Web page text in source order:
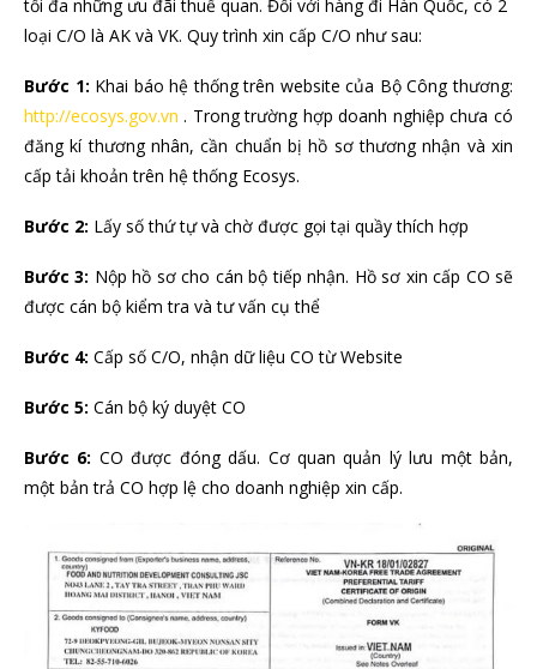
tối đa những ưu đãi thuế quan. Đối với hàng đi Hàn Quốc, có 2
loại C/O là AK và VK. Quy trình xin cấp C/O như sau:
Bước 1: Khai báo hệ thống trên website của Bộ Công thương:
http://ecosys.gov.vn . Trong trường hợp doanh nghiệp chưa có
đăng kí thương nhân, cần chuẩn bị hồ sơ thương nhận và xin
cấp tải khoản trên hệ thống Ecosys.
Bước 2: Lấy số thứ tự và chờ được gọi tại quầy thích hợp
Bước 3: Nộp hồ sơ cho cán bộ tiếp nhận. Hồ sơ xin cấp CO sẽ
được cán bộ kiểm tra và tư vấn cụ thể
Bước 4: Cấp số C/O, nhận dữ liệu CO từ Website
Bước 5: Cán bộ ký duyệt CO
Bước 6: CO được đóng dấu. Cơ quan quản lý lưu một bản,
một bản trả CO hợp lệ cho doanh nghiệp xin cấp.